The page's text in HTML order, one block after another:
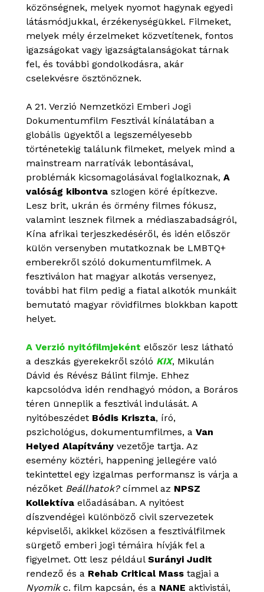
közönségnek, melyek nyomot hagynak egyedi
látásmódjukkal, érzékenységükkel. Filmeket,
melyek mély érzelmeket közvetítenek, fontos
igazságokat vagy igazságtalanságokat tárnak
fel, és további gondolkodásra, akár
cselekvésre ösztönöznek.
A 21. Verzió Nemzetközi Emberi Jogi
Dokumentumfilm Fesztivál kínálatában a
globális ügyektől a legszemélyesebb
történetekig találunk filmeket, melyek mind a
mainstream narratívák lebontásával,
problémák kicsomagolásával foglalkoznak, A
valóság kibontva szlogen köré építkezve.
Lesz brit, ukrán és örmény filmes fókusz,
valamint lesznek filmek a médiaszabadságról,
Kína afrikai terjeszkedéséről, és idén először
külön versenyben mutatkoznak be LMBTQ+
emberekről szóló dokumentumfilmek. A
fesztiválon hat magyar alkotás versenyez,
további hat film pedig a fiatal alkotók munkáit
bemutató magyar rövidfilmes blokkban kapott
helyet.
A Verzió nyitófilmjeként először lesz látható
a deszkás gyerekekről szóló KIX, Mikulán
Dávid és Révész Bálint filmje. Ehhez
kapcsolódva idén rendhagyó módon, a Boráros
téren ünneplik a fesztivál indulását. A
nyitóbeszédet Bódis Kriszta, író,
pszichológus, dokumentumfilmes, a Van
Helyed Alapítvány vezetője tartja. Az
esemény köztéri, happening jellegére való
tekintettel egy izgalmas performansz is várja a
nézőket Beállhatok?címmel az NPSZ
Kollektíva előadásában. A nyitóest
díszvendégei különböző civil szervezetek
képviselői, akikkel közösen a fesztiválfilmek
sürgető emberi jogi témáira hívják fel a
figyelmet. Ott lesz például Surányi Judit
rendező és a Rehab Critical Mass tagjai a
Nyomikc. film kapcsán, és a NANE aktivistái,